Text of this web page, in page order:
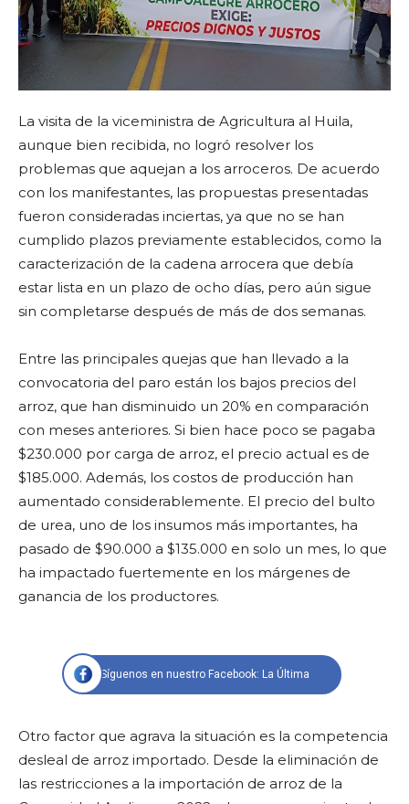
La visita de la viceministra de Agricultura al Huila,
aunque bien recibida, no logró resolver los
problemas que aquejan a los arroceros. De acuerdo
con los manifestantes, las propuestas presentadas
fueron consideradas inciertas, ya que no se han
cumplido plazos previamente establecidos, como la
caracterización de la cadena arrocera que debía
estar lista en un plazo de ocho días, pero aún sigue
sin completarse después de más de dos semanas.
Entre las principales quejas que han llevado a la
convocatoria del paro están los bajos precios del
arroz, que han disminuido un 20% en comparación
con meses anteriores. Si bien hace poco se pagaba
$230.000 por carga de arroz, el precio actual es de
$185.000. Además, los costos de producción han
aumentado considerablemente. El precio del bulto
de urea, uno de los insumos más importantes, ha
pasado de $90.000 a $135.000 en solo un mes, lo que
ha impactado fuertemente en los márgenes de
ganancia de los productores.
Síguenos en nuestro Facebook: La Última
Otro factor que agrava la situación es la competencia
desleal de arroz importado. Desde la eliminación de
las restricciones a la importación de arroz de la